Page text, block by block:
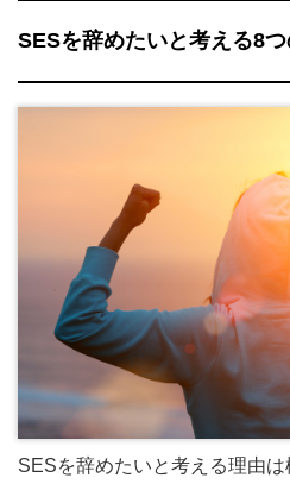
SESを辞めたいと考える8
SESを辞めたいと考える理由